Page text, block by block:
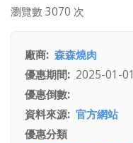
瀏覽數 3070 次
廠商 森森燒肉
優惠期間
2025-01-01
優惠倒數
資料來源 官方網站
優惠分類